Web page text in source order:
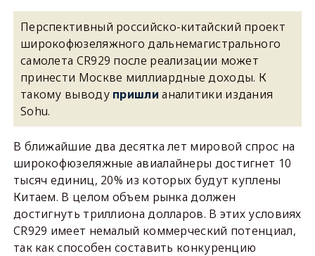
Перспективный российско-китайский проект
широкофюзеляжного дальнемагистрального
самолета CR929 после реализации может
принести Москве миллиардные доходы. К
такому выводу пришли аналитики издания
Sohu.
В ближайшие два десятка лет мировой спрос на
широкофюзеляжные авиалайнеры достигнет 10
тысяч единиц, 20% из которых будут куплены
Китаем. В целом объем рынка должен
достигнуть триллиона долларов. В этих условиях
CR929 имеет немалый коммерческий потенциал,
так как способен составить конкуренцию